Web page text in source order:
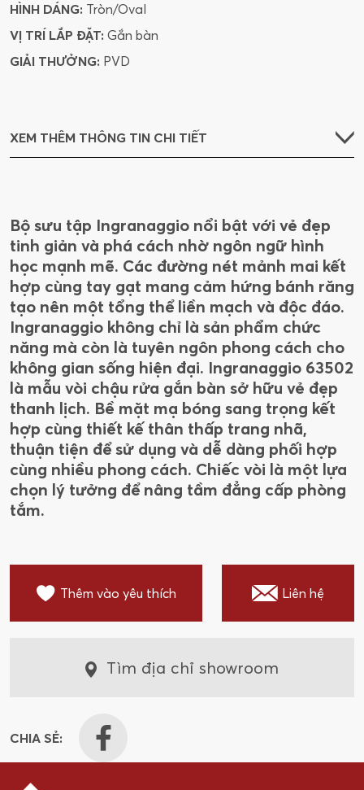
HÌNH DÁNG: Tròn/Oval
VỊ TRÍ LẮP ĐẶT: Gắn bàn
GIẢI THƯỞNG: PVD
XEM THÊM THÔNG TIN CHI TIẾT
Bộ sưu tập Ingranaggio nổi bật với vẻ đẹp
tinh giản và phá cách nhờ ngôn ngữ hình
học mạnh mẽ. Các đường nét mảnh mai kết
hợp cùng tay gạt mang cảm hứng bánh răng
tạo nên một tổng thể liền mạch và độc đáo.
Ingranaggio không chỉ là sản phẩm chức
năng mà còn là tuyên ngôn phong cách cho
không gian sống hiện đại. Ingranaggio 63502
là mẫu vòi chậu rửa gắn bàn sở hữu vẻ đẹp
thanh lịch. Bề mặt mạ bóng sang trọng kết
hợp cùng thiết kế thân thấp trang nhã,
thuận tiện để sử dụng và dễ dàng phối hợp
cùng nhiều phong cách. Chiếc vòi là một lựa
chọn lý tưởng để nâng tầm đẳng cấp phòng
tắm.
Thêm vào yêu thích Liên hệ
Tìm địa chỉ showroom
CHIA SẺ: